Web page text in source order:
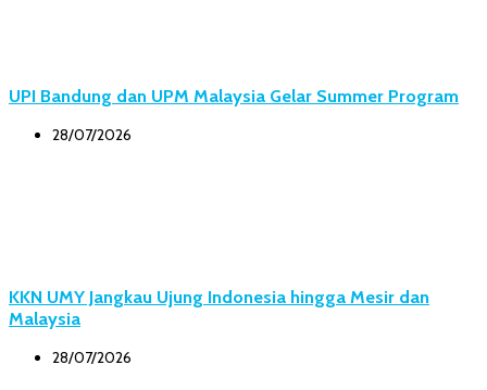
UPI Bandung dan UPM Malaysia Gelar Summer Program
28/07/2026
KKN UMY Jangkau Ujung Indonesia hingga Mesir dan
Malaysia
28/07/2026